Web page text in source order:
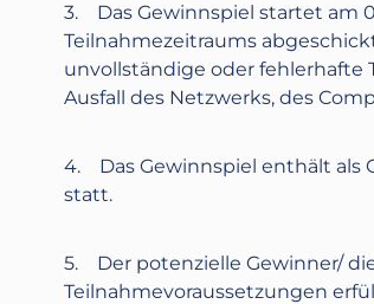
3. Das Gewinnspiel startet am
Teilnahmezeitraums
unvollständige oder fehlerhafte
Ausfall des Netzwerks, des
4. Das Gewinnspiel enthält als
statt.
5. Der potenzielle Gewinner/
Teilnahmevoraussetzungen